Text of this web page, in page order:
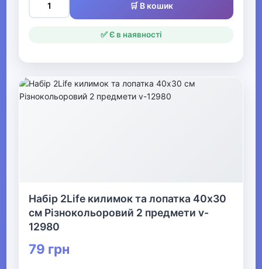
🛒 В кошик
✅ Є в наявності
Набір 2Life килимок та лопатка 40х30
см Різнокольоровий 2 предмети v-
12980
79 грн